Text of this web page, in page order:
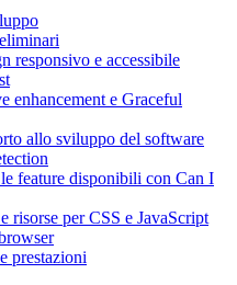
responsivo e accessibile
enhancement e Graceful
allo sviluppo del software
feature disponibili con Can I
risorse per CSS e JavaScript
prestazioni